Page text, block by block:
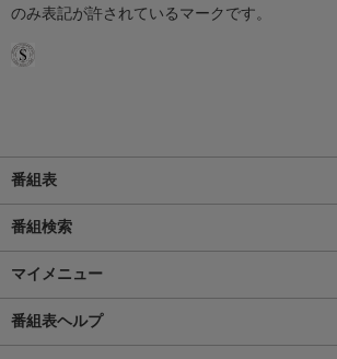
のみ表記が許されているマークです。
番組表
番組検索
マイメニュー
番組表ヘルプ